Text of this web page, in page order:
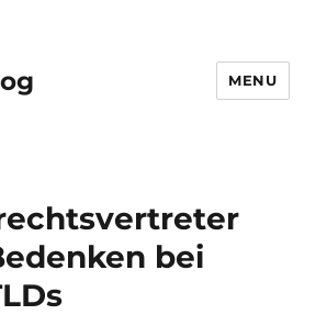
MENU
bei